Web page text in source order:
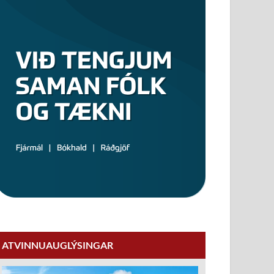
ATVINNUAUGLÝSINGAR